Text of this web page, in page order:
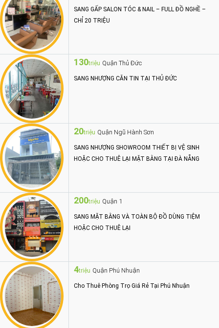
SANG GẤP SALON TÓC & NAIL – FULL ĐỒ NGHỀ –
CHỈ 20 TRIỆU
130triệu Quận Thủ Đức
SANG NHƯỢNG CĂN TIN TẠI THỦ ĐỨC
20triệu Quận Ngũ Hành Sơn
SANG NHƯỢNG SHOWROOM THIẾT BỊ VỆ SINH
HOẶC CHO THUÊ LẠI MẶT BẰNG TẠI ĐÀ NẴNG
200triệu Quận 1
SANG MẶT BẰNG VÀ TOÀN BỘ ĐỒ DÙNG TIỆM
HOẶC CHO THUÊ LẠI
4triệu Quận Phú Nhuận
Cho Thuê Phòng Trọ Giá Rẻ Tại Phú Nhuận